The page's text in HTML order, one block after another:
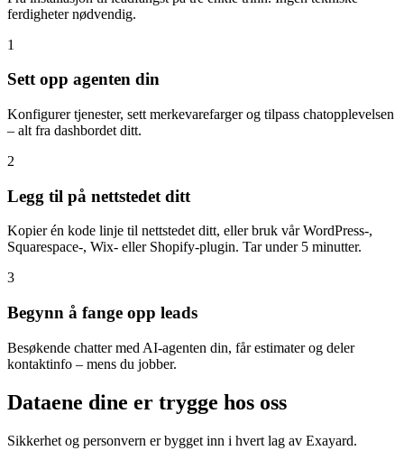
ferdigheter nødvendig.
1
Sett opp agenten din
Konfigurer tjenester, sett merkevarefarger og tilpass chatopplevelsen
– alt fra dashbordet ditt.
2
Legg til på nettstedet ditt
Kopier én kode linje til nettstedet ditt, eller bruk vår WordPress-,
Squarespace-, Wix- eller Shopify-plugin. Tar under 5 minutter.
3
Begynn å fange opp leads
Besøkende chatter med AI-agenten din, får estimater og deler
kontaktinfo – mens du jobber.
Dataene dine er trygge hos oss
Sikkerhet og personvern er bygget inn i hvert lag av Exayard.